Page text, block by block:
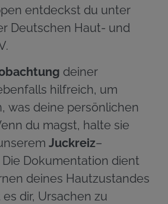
entdeckst du unter
Deutschen Haut- und
deiner
hilfreich, um
was deine persönlichen
du magst, halte sie
Juckreiz–
Dokumentation dient
deines Hautzustandes
dir, Ursachen zu